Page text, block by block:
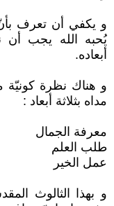
و يكفي أن تعرف
يُحبه الله يجب أن
أبعاده.
و هناك نظرة كونيّة
مداه بثلاثة أبعاد :
معرفة الجمال
طلب العلم
عمل الخير
و بهذا الثالوث